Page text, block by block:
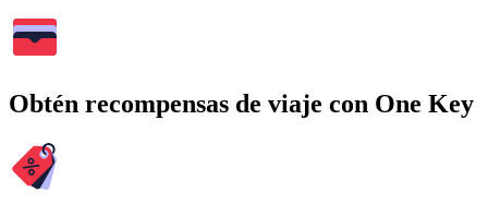
Obtén recompensas de viaje con One Key